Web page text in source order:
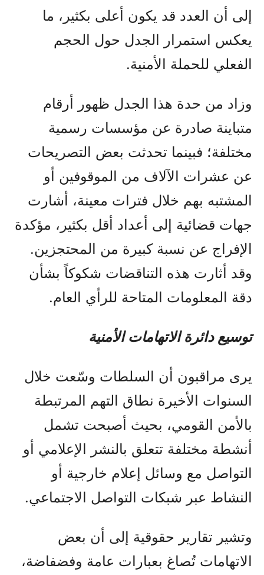
إلى أن العدد قد يكون أعلى بكثير، ما
يعكس استمرار الجدل حول الحجم
الفعلي للحملة الأمنية.
وزاد من حدة هذا الجدل ظهور أرقام
متباينة صادرة عن مؤسسات رسمية
مختلفة؛ فبينما تحدثت بعض التصريحات
عن عشرات الآلاف من الموقوفين أو
المشتبه بهم خلال فترات معينة، أشارت
جهات قضائية إلى أعداد أقل بكثير، مؤكدة
الإفراج عن نسبة كبيرة من المحتجزين.
وقد أثارت هذه التناقضات شكوكاً بشأن
دقة المعلومات المتاحة للرأي العام.
توسيع دائرة الاتهامات الأمنية
يرى مراقبون أن السلطات وسّعت خلال
السنوات الأخيرة نطاق التهم المرتبطة
بالأمن القومي، بحيث أصبحت تشمل
أنشطة مختلفة تتعلق بالنشر الإعلامي أو
التواصل مع وسائل إعلام خارجية أو
النشاط عبر شبكات التواصل الاجتماعي.
وتشير تقارير حقوقية إلى أن بعض
الاتهامات تُصاغ بعبارات عامة وفضفاضة،